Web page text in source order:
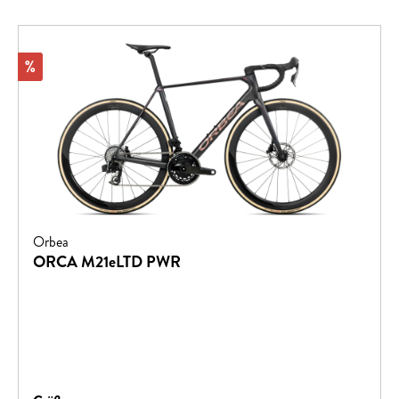
Rabatt
%
Orbea
ORCA M21eLTD PWR